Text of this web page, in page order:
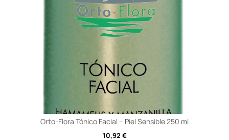
Orto-Flora Tónico Facial – Piel Sensible 250 ml
10,92 €